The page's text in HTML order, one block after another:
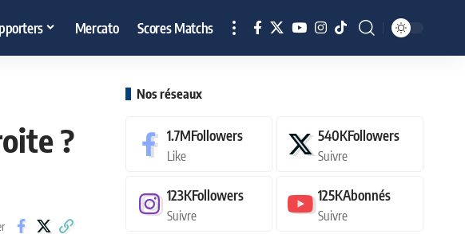
Mercato Scores Matchs
?
Nos réseaux
1.7MFollowers
Like
540KFollowers
Suivre
123KFollowers
Suivre
125KAbonnés
Suivre